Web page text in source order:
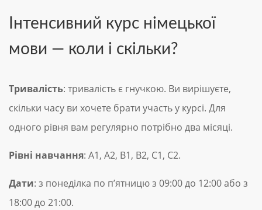
Інтенсивний курс німецької
мови — коли і скільки?
Тривалість: тривалість є гнучкою. Ви вирішуєте,
скільки часу ви хочете брати участь у курсі. Для
одного рівня вам регулярно потрібно два місяці.
Рівні навчання: А1, А2, В1, В2, С1, С2.
Дати: з понеділка по п’ятницю з 09:00 до 12:00 або з
18:00 до 21:00.